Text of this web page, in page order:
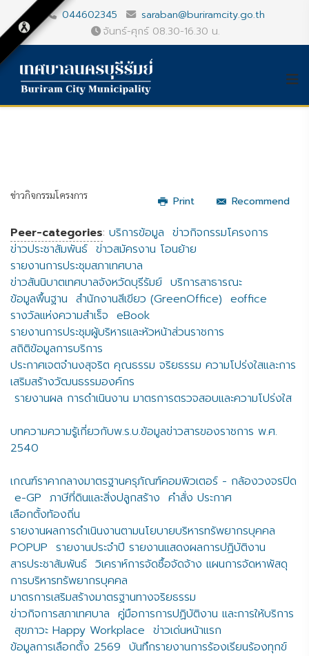
044602345
saraban@buriramcity.go.th
จันทร์-ศุกร์ 08.30-16.30 น.
Print Recommend
ข่าวกิจกรรมโครงการ
Peer-categories: บริการข้อมูล ข่าวกิจกรรมโครงการ
ข่าวประชาสัมพันธ์ ข่าวสมัครงาน โอนย้าย
รายงานการประชุมสภาเทศบาล
ข่าวสันนิบาตเทศบาลจังหวัดบุรีรัมย์ บริการสาธารณะ
ข้อมูลพื้นฐาน สำนักงานสีเขียว (GreenOffice) eoffice
รางวัลแห่งความสำเร็จ eBook
รายงานการประชุมผู้บริหารและหัวหน้าส่วนราชการ
สถิติข้อมูลการบริการ
ประกาศเจตจำนงสุจริต คุณธรรม จริยธรรม ความโปร่งใสและการ
เสริมสร้างวัฒนธรรมองค์กร
รายงานผล การดำเนินงาน มาตรการตรวจสอบและความโปร่งใส
บทความความรู้เกี่ยวกับพ.ร.บ.ข้อมูลข่าวสารของราชการ พ.ศ.
2540
เกณฑ์ราคากลางมาตรฐานครุภัณฑ์คอมพิวเตอร์ - กล้องวงจรปิด
e-GP ภาษีที่ดินและสิ่งปลูกสร้าง คำสั่ง ประกาศ
เลือกตั้งท้องถิ่น
รายงานผลการดำเนินงานตามนโยบายบริหารทรัพยากรบุคคล
POPUP รายงานประจำปี รายงานแสดงผลการปฏิบัติงาน
สารประชาสัมพันธ์ วิเคราห์การจัดซื้อจัดจ้าง แผนการจัดหาพัสดุ
การบริหารทรัพยากรบุคคล
มาตรการเสริมสร้างมาตรฐานทางจริยธรรม
ข่าวกิจการสภาเทศบาล คู่มือการการปฏิบัติงาน และการให้บริการ
สุขภาวะ Happy Workplace ข่าวเด่นหน้าแรก
ข้อมูลการเลือกตั้ง 2569 บันทึกรายงานการร้องเรียนร้องทุกข์